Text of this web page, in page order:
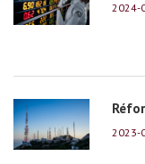
2024-
2023-